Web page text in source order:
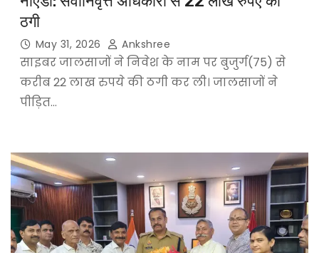
ठगी
May 31, 2026 Ankshree
साइबर जालसाजों ने निवेश के नाम पर बुजुर्ग(75) से
करीब 22 लाख रुपये की ठगी कर ली। जालसाजों ने
पीड़ित…